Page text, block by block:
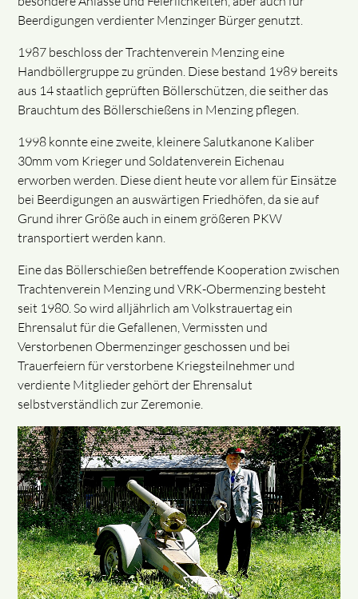
Beerdigungen verdienter Menzinger Bürger genutzt.
1987 beschloss der Trachtenverein Menzing eine
Handböllergruppe zu gründen. Diese bestand 1989 bereits
aus 14 staatlich geprüften Böllerschützen, die seither das
Brauchtum des Böllerschießens in Menzing pflegen.
1998 konnte eine zweite, kleinere Salutkanone Kaliber
30mm vom Krieger und Soldatenverein Eichenau
erworben werden. Diese dient heute vor allem für Einsätze
bei Beerdigungen an auswärtigen Friedhöfen, da sie auf
Grund ihrer Größe auch in einem größeren PKW
transportiert werden kann.
Eine das Böllerschießen betreffende Kooperation zwischen
Trachtenverein Menzing und VRK-Obermenzing besteht
seit 1980. So wird alljährlich am Volkstrauertag ein
Ehrensalut für die Gefallenen, Vermissten und
Verstorbenen Obermenzinger geschossen und bei
Trauerfeiern für verstorbene Kriegsteilnehmer und
verdiente Mitglieder gehört der Ehrensalut
selbstverständlich zur Zeremonie.